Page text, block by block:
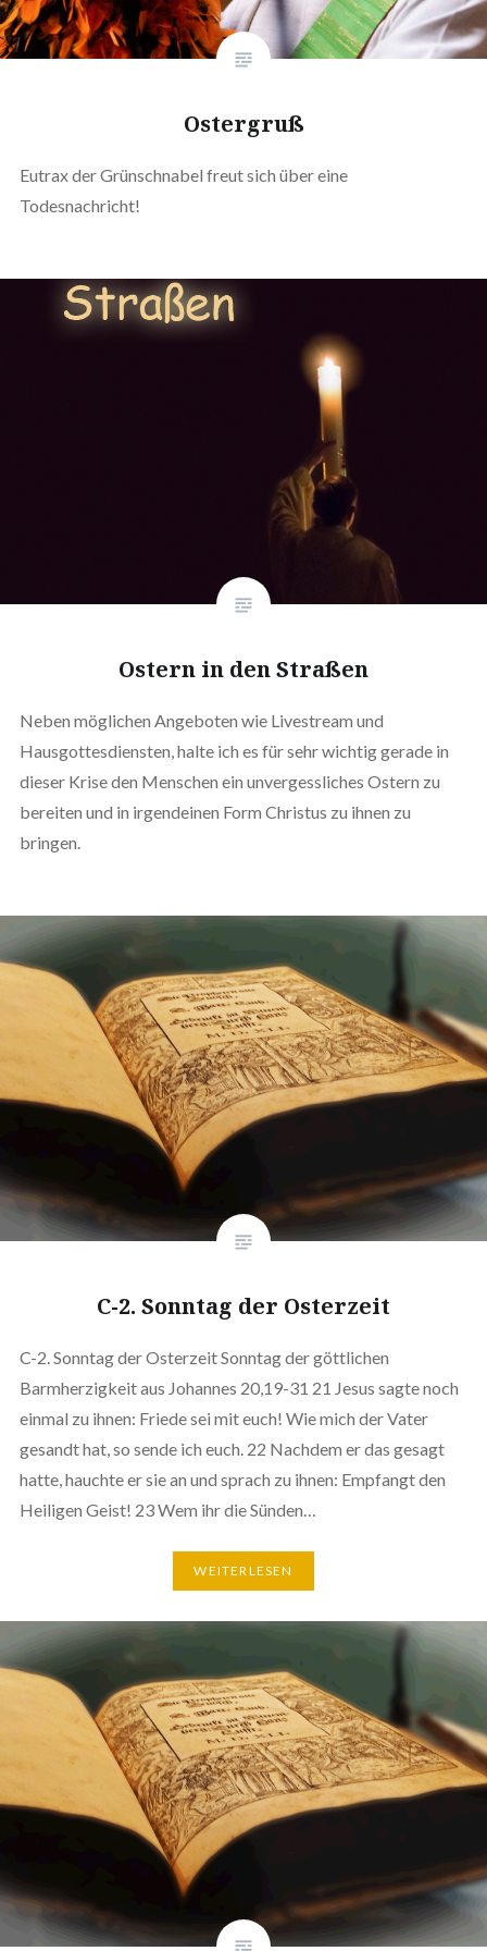
Ostergruß
Eutrax der Grünschnabel freut sich über eine
Todesnachricht!
Ostern in den Straßen
Neben möglichen Angeboten wie Livestream und
Hausgottesdiensten, halte ich es für sehr wichtig gerade in
dieser Krise den Menschen ein unvergessliches Ostern zu
bereiten und in irgendeinen Form Christus zu ihnen zu
bringen.
C-2. Sonntag der Osterzeit
C-2. Sonntag der Osterzeit Sonntag der göttlichen
Barmherzigkeit aus Johannes 20,19-31 21 Jesus sagte noch
einmal zu ihnen: Friede sei mit euch! Wie mich der Vater
gesandt hat, so sende ich euch. 22 Nachdem er das gesagt
hatte, hauchte er sie an und sprach zu ihnen: Empfangt den
Heiligen Geist! 23 Wem ihr die Sünden…
WEITERLESEN